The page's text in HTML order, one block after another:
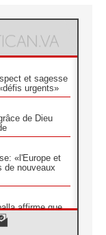
et sagesse
urgents»
de Dieu
«l'Europe et
de nouveaux
affirme que